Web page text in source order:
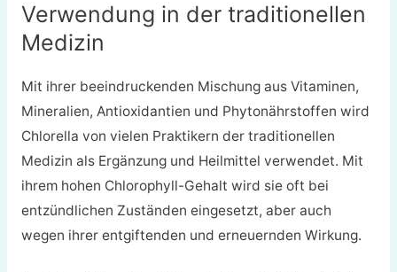
Verwendung in der traditionellen
Medizin
Mit ihrer beeindruckenden Mischung aus Vitaminen,
Mineralien, Antioxidantien und Phytonährstoffen wird
Chlorella von vielen Praktikern der traditionellen
Medizin als Ergänzung und Heilmittel verwendet. Mit
ihrem hohen Chlorophyll-Gehalt wird sie oft bei
entzündlichen Zuständen eingesetzt, aber auch
wegen ihrer entgiftenden und erneuernden Wirkung.